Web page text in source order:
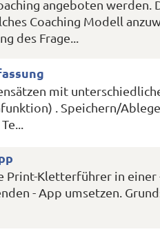
angeboten werden.
Coaching Modell
des Frage...
mit
. Speichern/
Print-Kletterführer in
- App umsetzen.